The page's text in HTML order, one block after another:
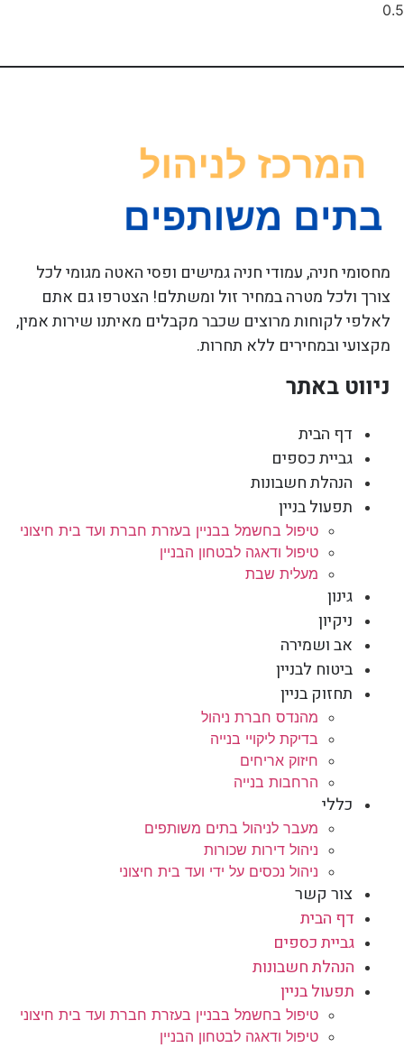
מחסומי חניה, עמודי חניה גמישים ופסי האטה מגומי לכל
צורך ולכל מטרה במחיר זול ומשתלם! הצטרפו גם אתם
לאלפי לקוחות מרוצים שכבר מקבלים מאיתנו שירות אמין,
מקצועי ובמחירים ללא תחרות.
ניווט באתר
דף הבית
גביית כספים
הנהלת חשבונות
תפעול בניין
טיפול בחשמל בבניין בעזרת חברת ועד בית חיצוני
טיפול ודאגה לבטחון הבניין
מעלית שבת
גינון
ניקיון
אב ושמירה
ביטוח לבניין
תחזוק בניין
מהנדס חברת ניהול
בדיקת ליקויי בנייה
חיזוק אריחים
הרחבות בנייה
כללי
מעבר לניהול בתים משותפים
ניהול דירות שכורות
ניהול נכסים על ידי ועד בית חיצוני
צור קשר
דף הבית
גביית כספים
הנהלת חשבונות
תפעול בניין
טיפול בחשמל בבניין בעזרת חברת ועד בית חיצוני
טיפול ודאגה לבטחון הבניין